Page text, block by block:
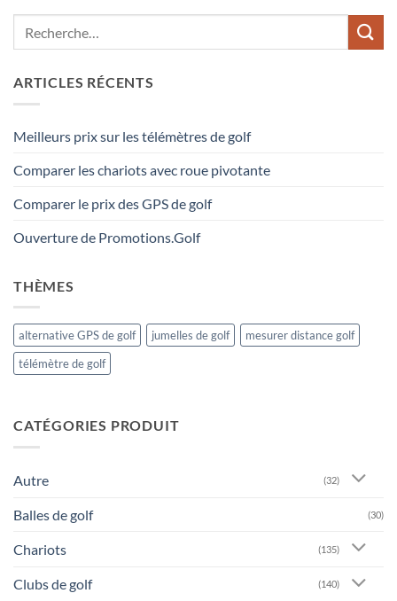
ARTICLES RÉCENTS
Meilleurs prix sur les télémètres de golf
Comparer les chariots avec roue pivotante
Comparer le prix des GPS de golf
Ouverture de Promotions.Golf
THÈMES
alternative GPS de golf jumelles de golf
mesurer distance golf
télémètre de golf
CATÉGORIES PRODUIT
Autre (32)
Balles de golf (30)
Chariots (135)
Clubs de golf (140)